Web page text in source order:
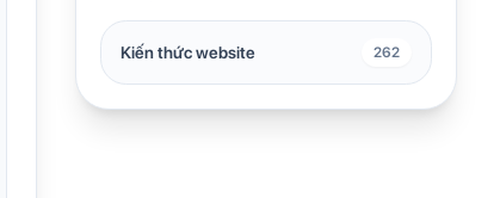
Kiến thức website 262